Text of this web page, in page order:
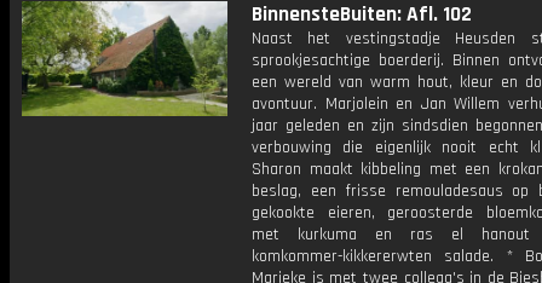
BinnensteBuiten: Afl. 102
Naast het vestingstadje Heusden
sprookjesachtige boerderij. Binnen
een wereld van warm hout, kleur en
avontuur. Marjolein en Jan Willem
jaar geleden en zijn sindsdien
verbouwing die eigenlijk nooit echt
Sharon maakt kibbeling met een
beslag, een frisse remouladesaus op
gekookte eieren, geroosterde
met kurkuma en ras el hanout
komkommer-kikkererwten salade. *
Marieke is met twee collega's in de